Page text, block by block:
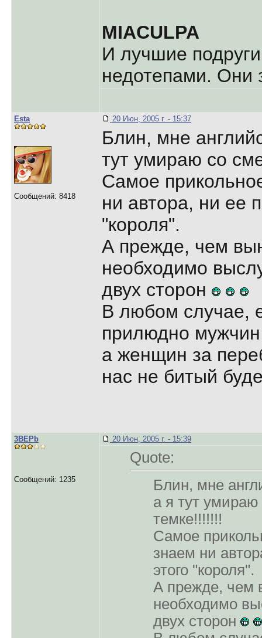
MIACULPA
И лучшие
недотепами. Они
Esta
Сообщений: 8418
20 Июн, 2005 г. - 15:37
Блин, мне
тут умираю со
Самое
ни автора, ни ее
"короля".
А прежде, чем
необходимо
двух сторон
В любом случае,
прилюдно
а женщин за
нас не битый
3BEPb
Сообщений: 1235
20 Июн, 2005 г. - 15:39
Quote:
Блин, мне
а я тут умираю
темке!!!!!!!
Самое
знаем ни
этого "короля".
А прежде, чем
необходимо
двух сторон